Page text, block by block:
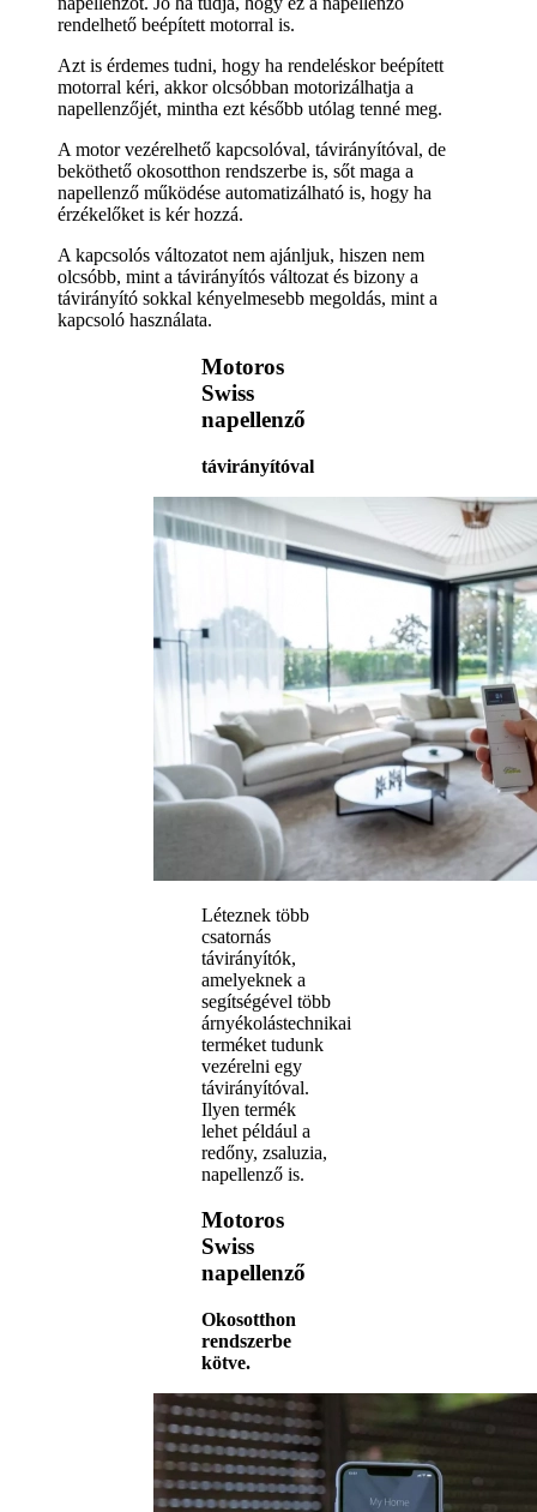
rendelhető beépített motorral is.
Azt is érdemes tudni, hogy ha rendeléskor beépített
motorral kéri, akkor olcsóbban motorizálhatja a
napellenzőjét, mintha ezt később utólag tenné meg.
A motor vezérelhető kapcsolóval, távirányítóval, de
beköthető okosotthon rendszerbe is, sőt maga a
napellenző működése automatizálható is, hogy ha
érzékelőket is kér hozzá.
A kapcsolós változatot nem ajánljuk, hiszen nem
olcsóbb, mint a távirányítós változat és bizony a
távirányító sokkal kényelmesebb megoldás, mint a
kapcsoló használata.
Motoros
Swiss
napellenző
távirányítóval
Léteznek több
csatornás
távirányítók,
amelyeknek a
segítségével több
árnyékolástechnikai
terméket tudunk
vezérelni egy
távirányítóval.
Ilyen termék
lehet például a
redőny, zsaluzia,
napellenző is.
Motoros
Swiss
napellenző
Okosotthon
rendszerbe
kötve.